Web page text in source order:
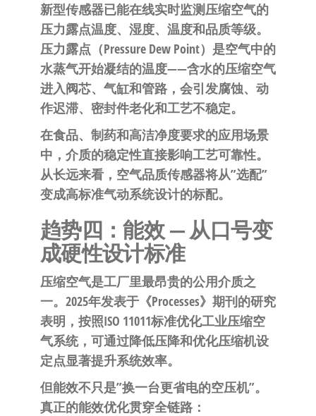
新型传感器已能在线实时监测压缩空气的
压力露点温度、湿度、温度和品质等级。
压力露点（Pressure Dew Point）是空气中的
水蒸气开始凝结的温度——含水的压缩空气
进入阀芯、气缸和管路，会引发腐蚀、动
作迟滞、密封件老化和工艺不稳定。
在食品、制药和高洁净度要求的应用场景
中，介质的稳定性直接影响工艺可靠性。
从长远来看，空气品质传感器将从”选配”
变成高标准气动系统设计的标配。
趋势四：能效 — 从口号变
成硬性设计标准
压缩空气是工厂里最昂贵的公用介质之
一。2025年发表于《Processes》期刊的研究
表明，按照ISO 11011标准优化工业压缩空
气系统，可通过降低压降和优化压缩机设
定点显著提升系统效率。
但能效不只是”换一台更省电的空压机”。
真正的能效优化贯穿全链路：